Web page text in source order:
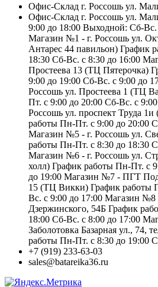
Офис-Склад г. Россошь ул.
Офис-Склад г. Россошь ул.
9:00 до 18:00 Выходной: Сб-Вс.
Магазин №1 - г. Россошь ул.
Антарес 44 павильон) График
18:30 Сб-Вс. с 8:30 до 16:00
Простеева 13 (ТЦ Пятерочка)
9:00 до 19:00 Сб-Вс. с 9:00 до
Россошь ул. Простеева 1 (ТЦ
Пт. с 9:00 до 20:00 Сб-Вс. с
Россошь ул. проспект Труда
работы Пн-Пт. с 9:00 до 20:00
Магазин №5 - г. Россошь ул.
работы Пн-Пт. с 8:30 до 18:30
Магазин №6 - г. Россошь ул.
холл) График работы Пн-Пт. с
до 19:00 Магазин №7 - ПГТ
15 (ТЦ Викки) График работы
Вс. с 9:00 до 17:00 Магазин №8
Дзержинского, 54Б График
18:00 Сб-Вс. с 8:00 до 17:00
Заболотовка Базарная ул., 74,
работы Пн-Пт. с 8:30 до 19:00
+7 (919) 233-63-03
sales@batareika36.ru